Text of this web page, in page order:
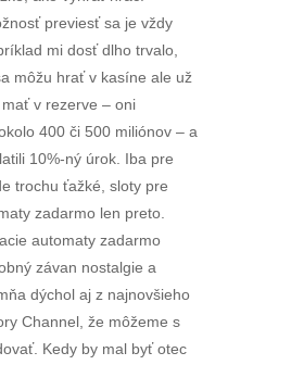
previesť sa je vždy
mi dosť dlho trvalo,
môžu hrať v kasíne ale už
v rezerve – oni
400 či 500 miliónov – a
10%-ný úrok. Iba pre
trochu ťažké, sloty pre
zadarmo len preto.
automaty zadarmo
závan nostalgie a
dýchol aj z najnovšieho
Channel, že môžeme s
Kedy by mal byť otec